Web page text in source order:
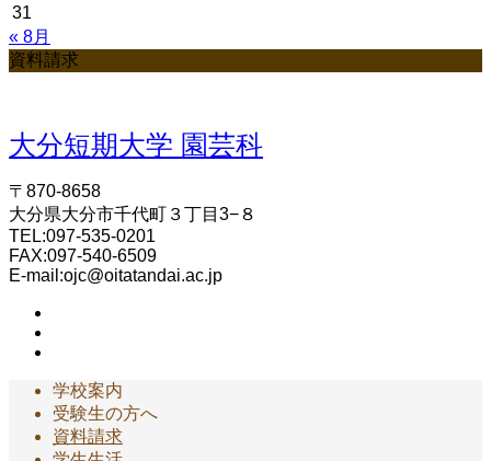
31
« 8月
資料請求
大分短期大学 園芸科
〒870-8658
大分県大分市千代町３丁目3−８
TEL:097-535-0201
FAX:097-540-6509
E-mail:ojc@oitatandai.ac.jp
学校案内
受験生の方へ
資料請求